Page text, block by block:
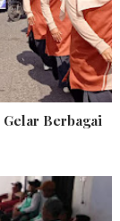
Gelar Berbagai